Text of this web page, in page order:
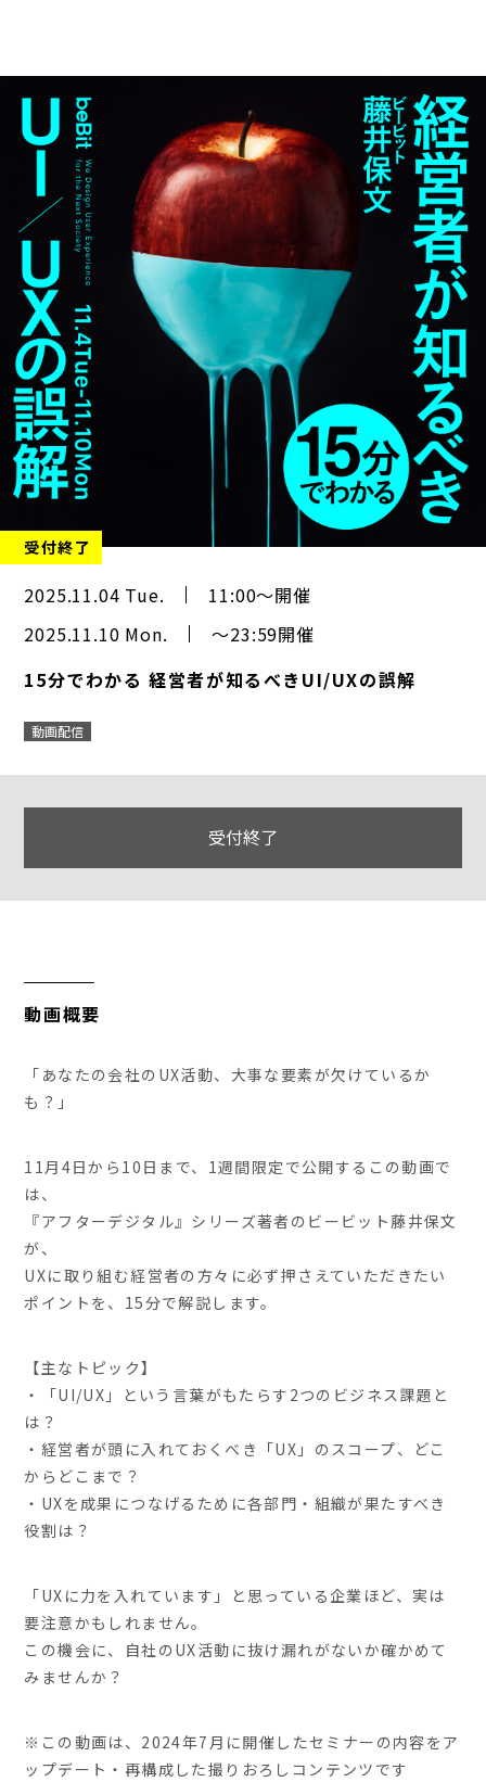
受付終了
2025.11.04 Tue.
11:00～開催
2025.11.10 Mon.
～23:59開催
15分でわかる 経営者が知るべきUI/UXの誤解
動画配信
受付終了
動画概要
「あなたの会社のUX活動、大事な要素が欠けているか
も？」
11月4日から10日まで、1週間限定で公開するこの動画で
は、
『アフターデジタル』シリーズ著者のビービット藤井保文
が、
UXに取り組む経営者の方々に必ず押さえていただきたい
ポイントを、15分で解説します。
【主なトピック】
・「UI/UX」という言葉がもたらす2つのビジネス課題と
は？
・経営者が頭に入れておくべき「UX」のスコープ、どこ
からどこまで？
・UXを成果につなげるために各部門・組織が果たすべき
役割は？
「UXに力を入れています」と思っている企業ほど、実は
要注意かもしれません。
この機会に、自社のUX活動に抜け漏れがないか確かめて
みませんか？
※この動画は、2024年7月に開催したセミナーの内容をア
ップデート・再構成した撮りおろしコンテンツです